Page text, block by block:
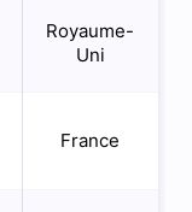
Royaume-
Uni
France